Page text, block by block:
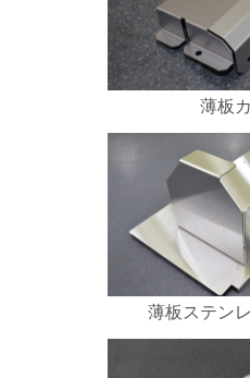
薄板
薄板ステン